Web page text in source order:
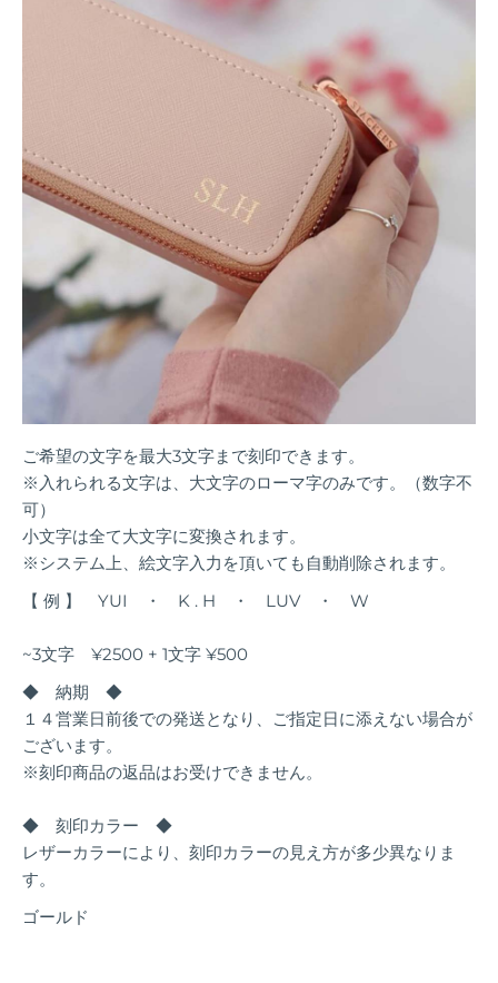
ご希望の文字を最大3文字まで刻印できます。
※入れられる文字は、大文字のローマ字のみです。（数字不
可）
小文字は全て大文字に変換されます。
※システム上、絵文字入力を頂いても自動削除されます。
【 例 】 YUI ・ K . H ・ LUV ・ W
~3文字 ¥2500 + 1文字 ¥500
◆ 納期 ◆
１４営業日前後での発送となり、ご指定日に添えない場合が
ございます。
※刻印商品の返品はお受けできません。
◆ 刻印カラー ◆
レザーカラーにより、刻印カラーの見え方が多少異なりま
す。
ゴールド